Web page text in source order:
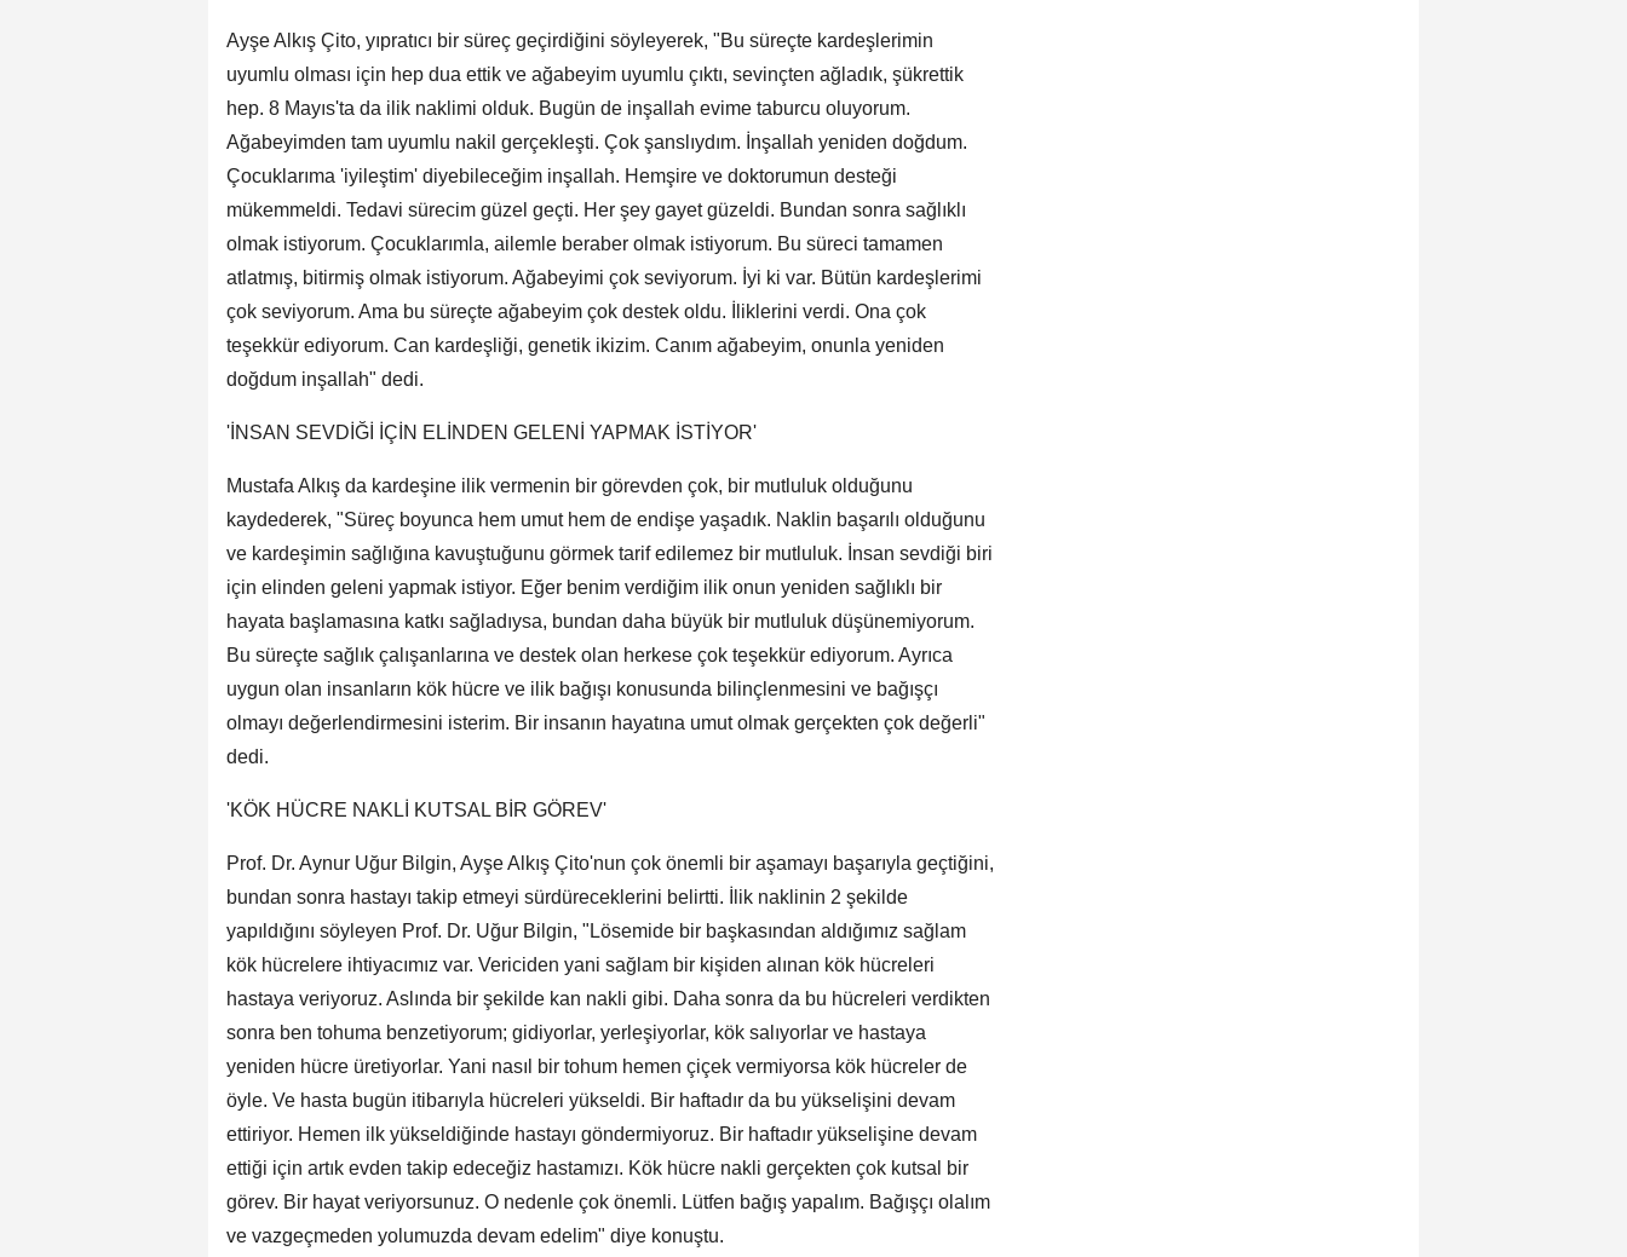
Ayşe Alkış Çito, yıpratıcı bir süreç geçirdiğini söyleyerek, "Bu süreçte kardeşlerimin
uyumlu olması için hep dua ettik ve ağabeyim uyumlu çıktı, sevinçten ağladık, şükrettik
hep. 8 Mayıs'ta da ilik naklimi olduk. Bugün de inşallah evime taburcu oluyorum.
Ağabeyimden tam uyumlu nakil gerçekleşti. Çok şanslıydım. İnşallah yeniden doğdum.
Çocuklarıma 'iyileştim' diyebileceğim inşallah. Hemşire ve doktorumun desteği
mükemmeldi. Tedavi sürecim güzel geçti. Her şey gayet güzeldi. Bundan sonra sağlıklı
olmak istiyorum. Çocuklarımla, ailemle beraber olmak istiyorum. Bu süreci tamamen
atlatmış, bitirmiş olmak istiyorum. Ağabeyimi çok seviyorum. İyi ki var. Bütün kardeşlerimi
çok seviyorum. Ama bu süreçte ağabeyim çok destek oldu. İliklerini verdi. Ona çok
teşekkür ediyorum. Can kardeşliği, genetik ikizim. Canım ağabeyim, onunla yeniden
doğdum inşallah" dedi.
'İNSAN SEVDİĞİ İÇİN ELİNDEN GELENİ YAPMAK İSTİYOR'
Mustafa Alkış da kardeşine ilik vermenin bir görevden çok, bir mutluluk olduğunu
kaydederek, "Süreç boyunca hem umut hem de endişe yaşadık. Naklin başarılı olduğunu
ve kardeşimin sağlığına kavuştuğunu görmek tarif edilemez bir mutluluk. İnsan sevdiği biri
için elinden geleni yapmak istiyor. Eğer benim verdiğim ilik onun yeniden sağlıklı bir
hayata başlamasına katkı sağladıysa, bundan daha büyük bir mutluluk düşünemiyorum.
Bu süreçte sağlık çalışanlarına ve destek olan herkese çok teşekkür ediyorum. Ayrıca
uygun olan insanların kök hücre ve ilik bağışı konusunda bilinçlenmesini ve bağışçı
olmayı değerlendirmesini isterim. Bir insanın hayatına umut olmak gerçekten çok değerli"
dedi.
'KÖK HÜCRE NAKLİ KUTSAL BİR GÖREV'
Prof. Dr. Aynur Uğur Bilgin, Ayşe Alkış Çito'nun çok önemli bir aşamayı başarıyla geçtiğini,
bundan sonra hastayı takip etmeyi sürdüreceklerini belirtti. İlik naklinin 2 şekilde
yapıldığını söyleyen Prof. Dr. Uğur Bilgin, "Lösemide bir başkasından aldığımız sağlam
kök hücrelere ihtiyacımız var. Vericiden yani sağlam bir kişiden alınan kök hücreleri
hastaya veriyoruz. Aslında bir şekilde kan nakli gibi. Daha sonra da bu hücreleri verdikten
sonra ben tohuma benzetiyorum; gidiyorlar, yerleşiyorlar, kök salıyorlar ve hastaya
yeniden hücre üretiyorlar. Yani nasıl bir tohum hemen çiçek vermiyorsa kök hücreler de
öyle. Ve hasta bugün itibarıyla hücreleri yükseldi. Bir haftadır da bu yükselişini devam
ettiriyor. Hemen ilk yükseldiğinde hastayı göndermiyoruz. Bir haftadır yükselişine devam
ettiği için artık evden takip edeceğiz hastamızı. Kök hücre nakli gerçekten çok kutsal bir
görev. Bir hayat veriyorsunuz. O nedenle çok önemli. Lütfen bağış yapalım. Bağışçı olalım
ve vazgeçmeden yolumuzda devam edelim" diye konuştu.